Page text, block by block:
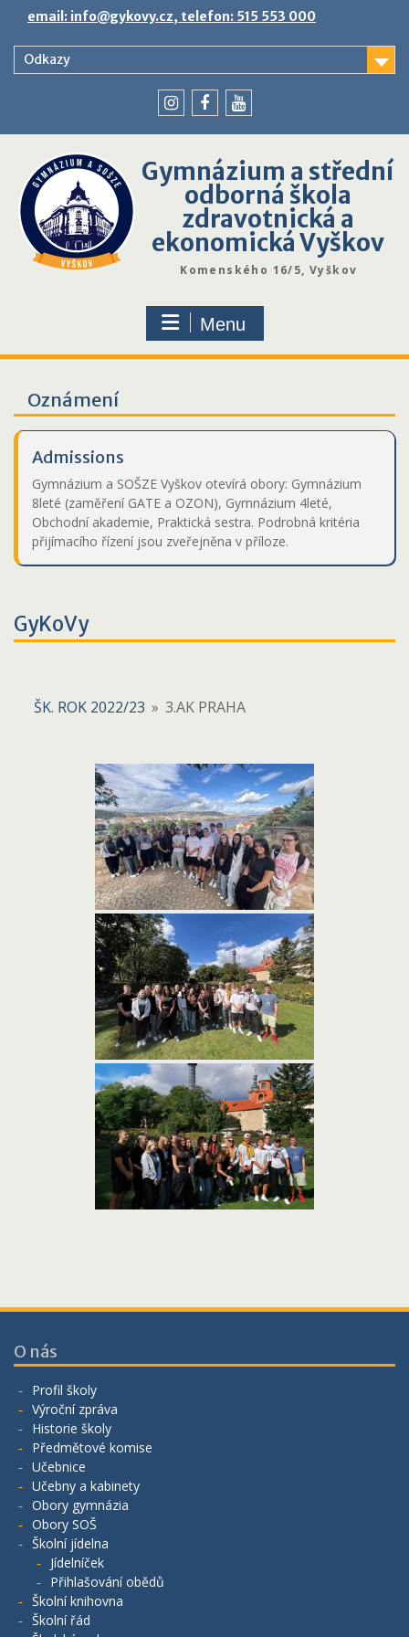
content
email: info@gykovy.cz, telefon: 515 553 000
Odkazy
Gymnázium a střední
odborná škola
zdravotnická a
ekonomická Vyškov
Komenského 16/5, Vyškov
Menu
Oznámení
Admissions
Gymnázium a SOŠZE Vyškov otevírá obory: Gymnázium
8leté (zaměření GATE a OZON), Gymnázium 4leté,
Obchodní akademie, Praktická sestra. Podrobná kritéria
přijímacího řízení jsou zveřejněna v příloze.
GyKoVy
ŠK. ROK 2022/23 » 3.AK PRAHA
O nás
Profil školy
Výroční zpráva
Historie školy
Předmětové komise
Učebnice
Učebny a kabinety
Obory gymnázia
Obory SOŠ
Školní jídelna
Jídelníček
Přihlašování obědů
Školní knihovna
Školní řád